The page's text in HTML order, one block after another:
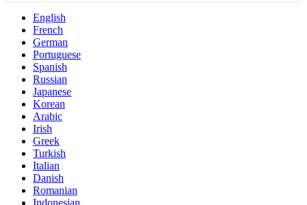
English
French
German
Portuguese
Spanish
Russian
Japanese
Korean
Arabic
Irish
Greek
Turkish
Italian
Danish
Romanian
Indonesian